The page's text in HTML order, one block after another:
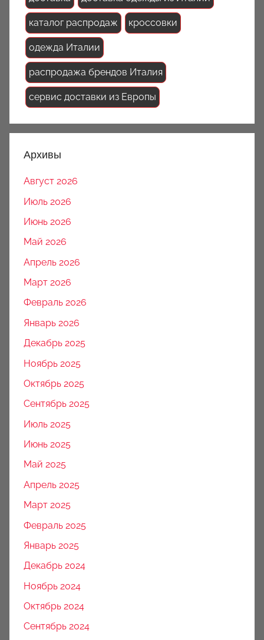
каталог распродаж кроссовки
одежда Италии
распродажа брендов Италия
сервис доставки из Европы
Архивы
Август 2026
Июль 2026
Июнь 2026
Май 2026
Апрель 2026
Март 2026
Февраль 2026
Январь 2026
Декабрь 2025
Ноябрь 2025
Октябрь 2025
Сентябрь 2025
Июль 2025
Июнь 2025
Май 2025
Апрель 2025
Март 2025
Февраль 2025
Январь 2025
Декабрь 2024
Ноябрь 2024
Октябрь 2024
Сентябрь 2024